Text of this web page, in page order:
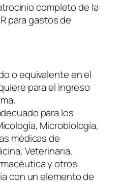
completo de la
para gastos de
o equivalente en el
para el ingreso
para los
Microbiología,
médicas de
Veterinaria,
y otros
con un elemento de